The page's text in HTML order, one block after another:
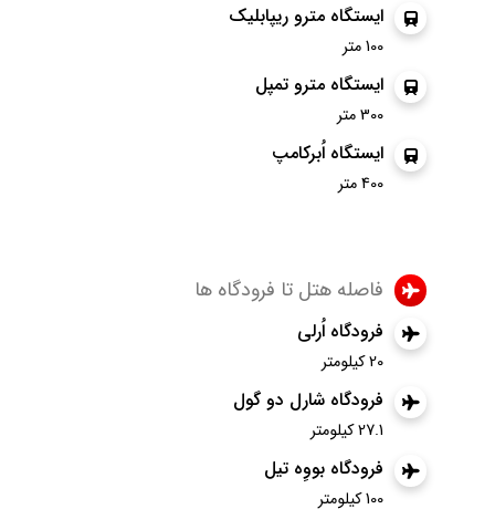
ایستگاه مترو ریپابلیک
100 متر
ایستگاه مترو تمپل
300 متر
ایستگاه اُبرکامپ
400 متر
فاصله هتل تا فرودگاه ها
فرودگاه اُرلی
20 کیلومتر
فرودگاه شارل دو گول
27.1 کیلومتر
فرودگاه بووِه تیل
100 کیلومتر